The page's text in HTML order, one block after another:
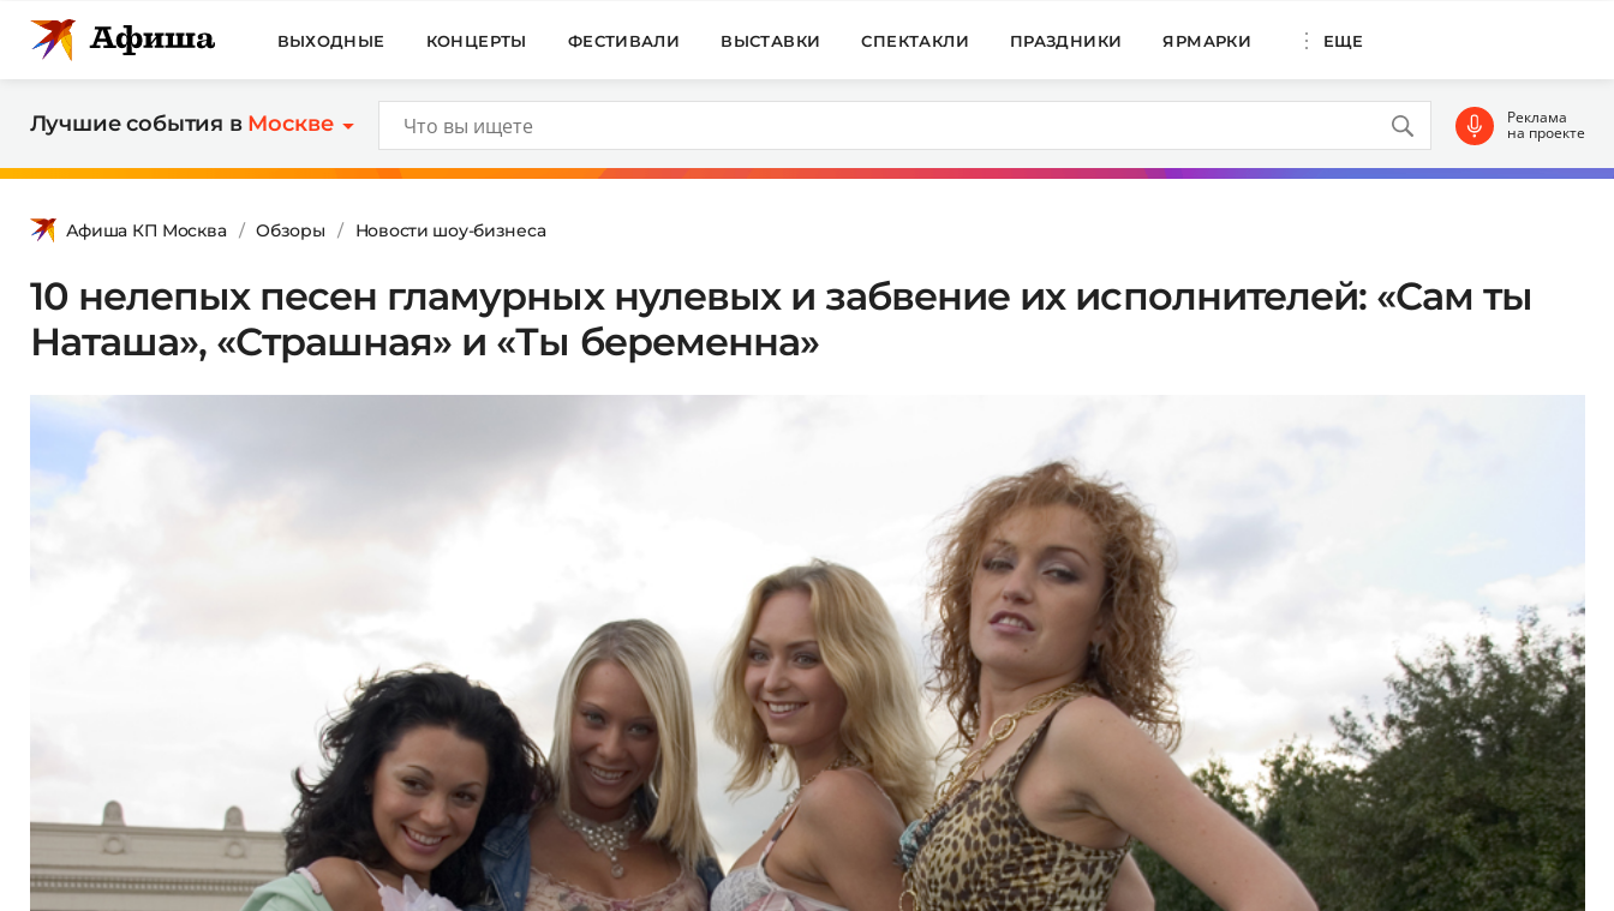
ВЫХОДНЫЕ КОНЦЕРТЫ ФЕСТИВАЛИ ВЫСТАВКИ СПЕКТАКЛИ ПРАЗДНИКИ ЯРМАРКИ ЕЩЕ
Лучшие события в Москве Реклама
на проекте
Афиша КП Москва Обзоры Новости шоу-бизнеса
10 нелепых песен гламурных нулевых и забвение их исполнителей: «Сам ты
Наташа», «Страшная» и «Ты беременна»